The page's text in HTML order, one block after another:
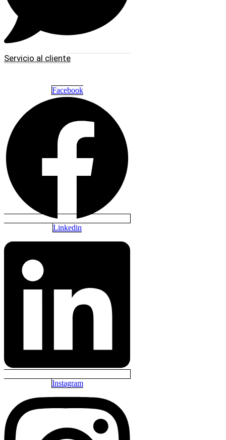
Servicio al cliente
Facebook
Linkedin
Instagram